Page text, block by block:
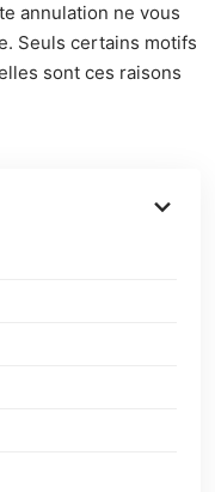
annulation ne vous
Seuls certains motifs
sont ces raisons